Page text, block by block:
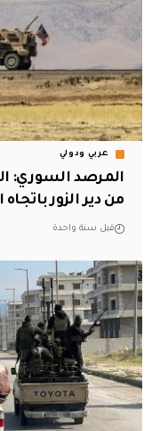
عربي ودولي
المرصد السوري:
من دير الزور
قبل سنة واحدة